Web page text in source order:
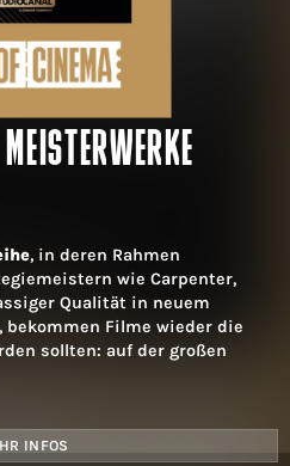
, in deren Rahmen
wie Carpenter,
Qualität in neuem
Filme wieder die
sollten: auf der großen
MEHR INFOS